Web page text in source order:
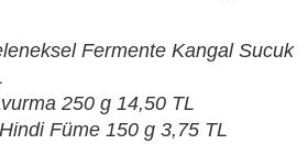
Fermente Kangal Sucuk
250 g 14,50 TL
Füme 150 g 3,75 TL